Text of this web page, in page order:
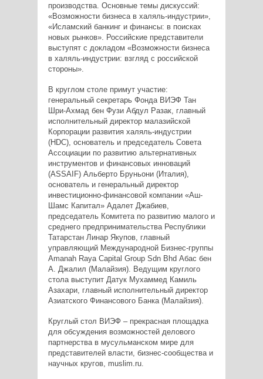
производства. Основные темы дискуссий:
«Возможности бизнеса в халяль-индустрии»,
«Исламский банкинг и финансы: в поисках
новых рынков». Российские представители
выступят с докладом «Возможности бизнеса
в халяль-индустрии: взгляд с российской
стороны».
В круглом столе примут участие:
генеральный секретарь Фонда ВИЭФ Тан
Шри-Ахмад бен Фузи Абдул Разак, главный
исполнительный директор малазийской
Корпорации развития халяль-индустрии
(HDC), основатель и председатель Совета
Ассоциации по развитию альтернативных
инструментов и финансовых инноваций
(ASSAIF) Альберто Бруньони (Италия),
основатель и генеральный директор
инвестиционно-финансовой компании «Аш-
Шамс Капитал» Адалет Джабиев,
председатель Комитета по развитию малого и
среднего предпринимательства Республики
Татарстан Линар Якупов, главный
управляющий Международной Бизнес-группы
Amanah Raya Capital Group Sdn Bhd Абас бен
А. Джалил (Малайзия). Ведущим круглого
стола выступит Датук Мухаммед Камиль
Азахари, главный исполнительный директор
Азиатского Финансового Банка (Малайзия).
Круглый стол ВИЭФ – прекрасная площадка
для обсуждения возможностей делового
партнерства в мусульманском мире для
представителей власти, бизнес-сообщества и
научных кругов, muslim.ru.